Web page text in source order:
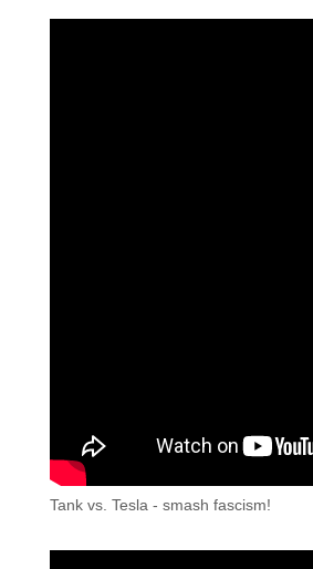
Tank vs. Tesla - smash fascism!